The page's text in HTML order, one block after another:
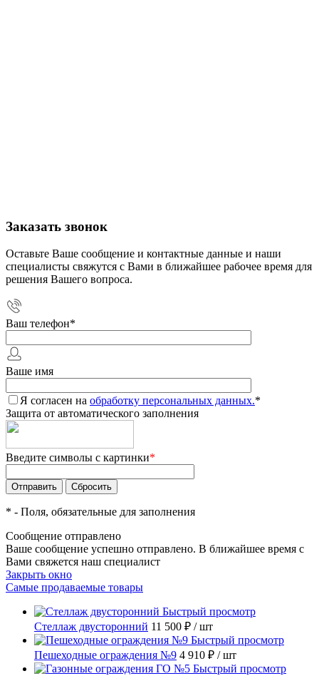
Заказать звонок
Оставьте Ваше сообщение и контактные данные и наши
специалисты свяжутся с Вами в ближайшее рабочее время для
решения Вашего вопроса.
Ваш телефон*
Ваше имя
Я согласен на обработку персональных данных.*
Защита от автоматического заполнения
Введите символы с картинки*
* - Поля, обязательные для заполнения
Сообщение отправлено
Ваше сообщение успешно отправлено. В ближайшее время с
Вами свяжется наш специалист
Закрыть окно
Самые продаваемые товары
Быстрый просмотр
Стеллаж двусторонний 11 500 ₽ / шт
Быстрый просмотр
Пешеходные ограждения №9 4 910 ₽ / шт
Быстрый просмотр